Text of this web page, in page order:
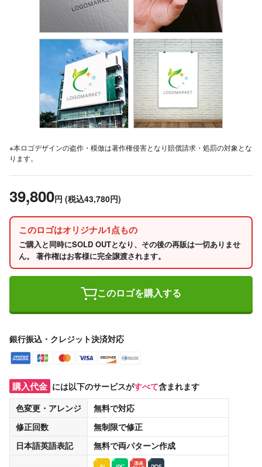
※本ロゴデザインの盗作・模倣は著作権侵害となり賠償請求・処罰の対象とな
ります。
39,800円 (税込43,780円)
このロゴはオリジナル1点もの
ご購入と同時にSOLD OUTとなり、その後の再販は一切ありませ
ん。 著作権はお客様に完全譲渡されます。
このロゴを購入する
銀行振込・クレジット決済対応
購入代金 には以下のサービスがすべて含まれます
色変更・アレンジ
無料で対応
修正回数
無制限で修正
日本語英語表記
無料で両パターン作成